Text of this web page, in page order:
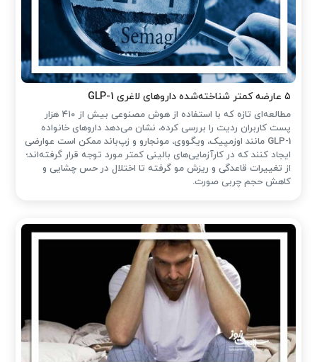
۵ عارضه کمتر شناخته‌شده داروهای لاغری GLP-1
مطالعه‌ای تازه که با استفاده از هوش مصنوعی بیش از ۴۱۰ هزار
پست کاربران ردیت را بررسی کرده، نشان می‌دهد داروهای خانواده
GLP-1 مانند اوزمپیک، ویگووی، مونجارو و زپ‌باند ممکن است عوارضی
ایجاد کنند که در کارآزمایی‌های بالینی کمتر مورد توجه قرار گرفته‌اند؛
از تغییرات قاعدگی و ریزش مو گرفته تا اختلال در حس چشایی و
کاهش حجم چربی صورت.